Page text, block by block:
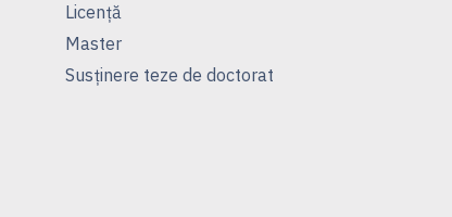
Licenţă
Master
Susţinere teze de doctorat